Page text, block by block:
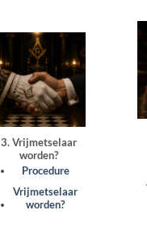
3. Vrijmetselaar
worden?
Procedure
Vrijmetselaar
worden?